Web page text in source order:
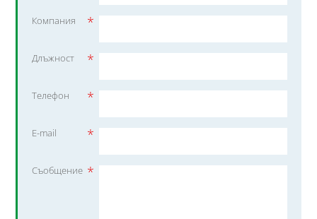
Компания *
Длъжност *
Телефон *
E-mail *
Съобщение *